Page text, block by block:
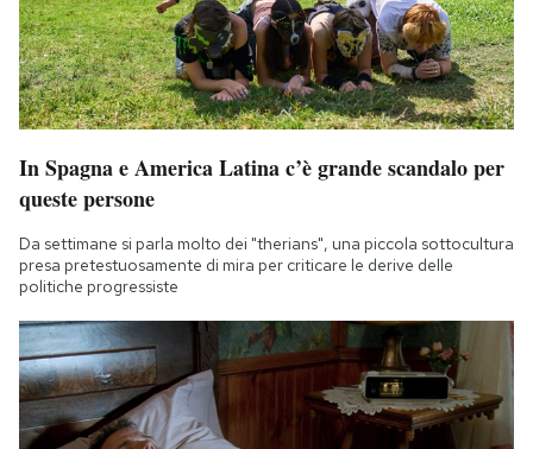
Esci
In Spagna e America Latina c’è grande scandalo per
queste persone
Da settimane si parla molto dei "therians", una piccola sottocultura
presa pretestuosamente di mira per criticare le derive delle
politiche progressiste